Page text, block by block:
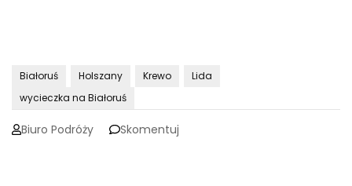
Białoruś Holszany Krewo
Lida
wycieczka na Białoruś
Biuro Podróży Skomentuj